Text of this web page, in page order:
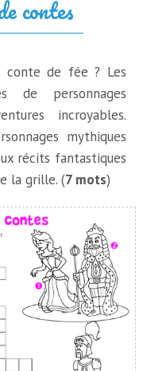
contes
conte de fée ? Les
de personnages
incroyables.
mythiques
récits fantastiques
la grille. (7 mots)